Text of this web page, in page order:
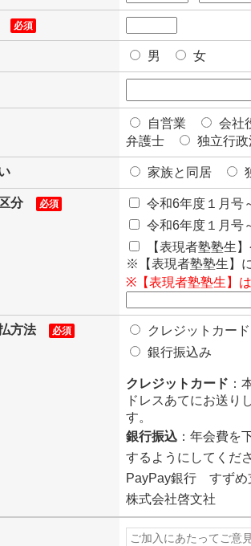
必須
男 女
自営業 会社
弁護士
独立行政
家族と同居
分 必須
令和6年度１月号
令和6年度１月号
【表現者塾塾生
※【表現者塾塾生】
※【表現者塾塾生】
方法 必須
クレジットカード
銀行振込み
クレジットカード ：
ドレスあてにお送り
す。
銀行振込：年会費を
するようにしてくださ
PayPay銀行 すず
株式会社啓文社